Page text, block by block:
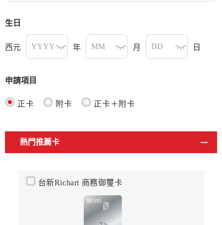
生日
西元 年 月 日
申請項目
正卡 附卡 正卡＋附卡
熱門推薦卡
台新Richart 商務御璽卡